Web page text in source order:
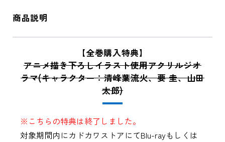
商品説明
【全巻購入特典】
アニメ描き下ろしイラスト使用アクリルジオ
ラマ(キャラクター：清峰葉流火、要 圭、山田
太郎)
※こちらの特典は終了しました。
対象期間内にカドカワストアにてBlu-rayもしくは